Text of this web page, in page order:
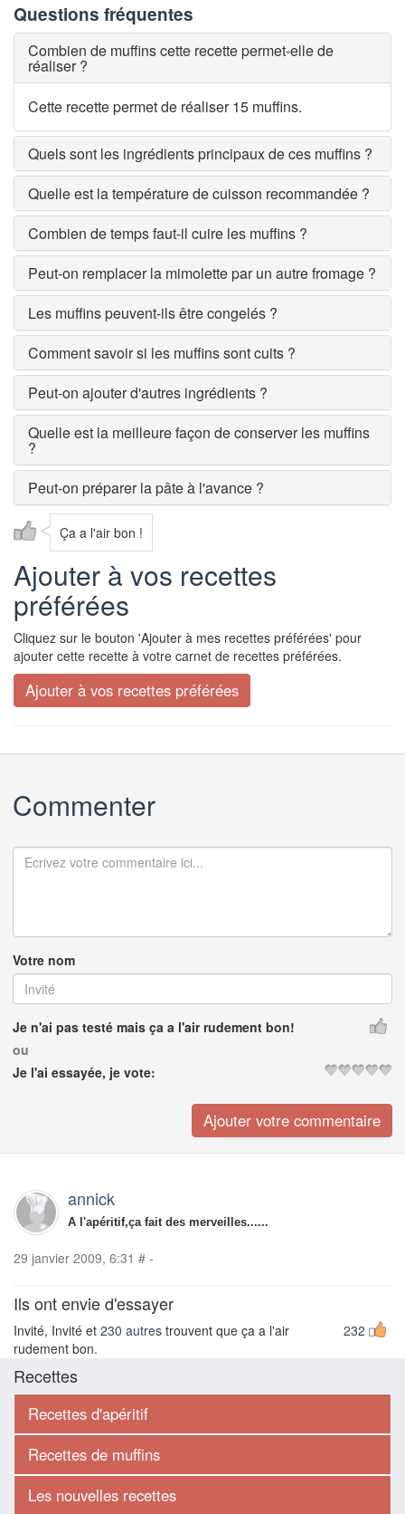
Questions fréquentes
Combien de muffins cette recette permet-elle de
réaliser ?
Cette recette permet de réaliser 15 muffins.
Quels sont les ingrédients principaux de ces muffins ?
Quelle est la température de cuisson recommandée ?
Combien de temps faut-il cuire les muffins ?
Peut-on remplacer la mimolette par un autre fromage ?
Les muffins peuvent-ils être congelés ?
Comment savoir si les muffins sont cuits ?
Peut-on ajouter d'autres ingrédients ?
Quelle est la meilleure façon de conserver les muffins
?
Peut-on préparer la pâte à l'avance ?
Ça a l'air bon !
Ajouter à vos recettes
préférées
Cliquez sur le bouton 'Ajouter à mes recettes préférées' pour
ajouter cette recette à votre carnet de recettes préférées.
Commenter
Votre nom
Je n'ai pas testé mais ça a l'air rudement bon!
ou
Je l'ai essayée, je vote:
annick
A l'apéritif,ça fait des merveilles......
29 janvier 2009, 6:31 # -
Ils ont envie d'essayer
232
Invité, Invité et 230 autres trouvent que ça a l'air
rudement bon.
Recettes
Recettes d'apéritif
Recettes de muffins
Les nouvelles recettes